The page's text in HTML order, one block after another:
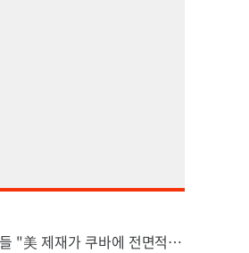
유엔 인권 전문가들 "美 제재가 쿠바에 전면적 위기 초래"